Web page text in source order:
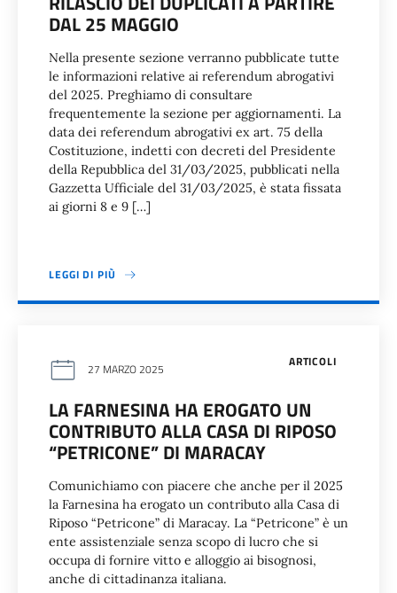
DAL 25 MAGGIO
Nella presente sezione verranno pubblicate tutte
le informazioni relative ai referendum abrogativi
del 2025. Preghiamo di consultare
frequentemente la sezione per aggiornamenti. La
data dei referendum abrogativi ex art. 75 della
Costituzione, indetti con decreti del Presidente
della Repubblica del 31/03/2025, pubblicati nella
Gazzetta Ufficiale del 31/03/2025, è stata fissata
ai giorni 8 e 9 […]
LEGGI DI PIÙ
ARTICOLI
27 MARZO 2025
LA FARNESINA HA EROGATO UN
CONTRIBUTO ALLA CASA DI RIPOSO
“PETRICONE” DI MARACAY
Comunichiamo con piacere che anche per il 2025
la Farnesina ha erogato un contributo alla Casa di
Riposo “Petricone” di Maracay. La “Petricone” è un
ente assistenziale senza scopo di lucro che si
occupa di fornire vitto e alloggio ai bisognosi,
anche di cittadinanza italiana.